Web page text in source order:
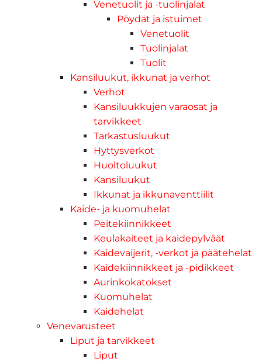
Venetuolit ja -tuolinjalat
Pöydät ja istuimet
Venetuolit
Tuolinjalat
Tuolit
Kansiluukut, ikkunat ja verhot
Verhot
Kansiluukkujen varaosat ja
tarvikkeet
Tarkastusluukut
Hyttysverkot
Huoltoluukut
Kansiluukut
Ikkunat ja ikkunaventtiilit
Kaide- ja kuomuhelat
Peitekiinnikkeet
Keulakaiteet ja kaidepylväät
Kaidevaijerit, -verkot ja päätehelat
Kaidekiinnikkeet ja -pidikkeet
Aurinkokatokset
Kuomuhelat
Kaidehelat
Venevarusteet
Liput ja tarvikkeet
Liput